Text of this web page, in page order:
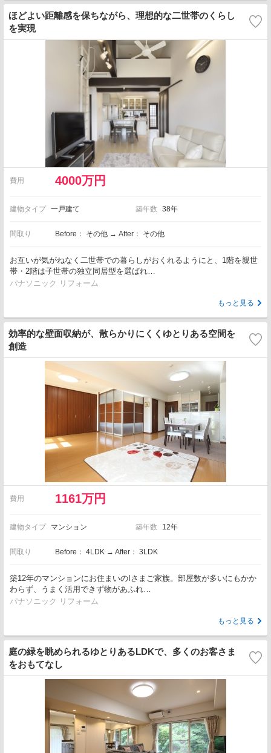
ほどよい距離感を保ちながら、理想的な二世帯のくらし
を実現
費用 4000万円
建物タイプ 一戸建て 築年数 38年
間取り Before： その他 → After： その他
お互いが気がねなく二世帯での暮らしがおくれるようにと、1階を親世
帯・2階は子世帯の独立同居型を選ばれ…
パナソニック リフォーム
もっと見る
効率的な壁面収納が、散らかりにくくゆとりある空間を
創造
費用 1161万円
建物タイプ マンション 築年数 12年
間取り Before： 4LDK → After： 3LDK
築12年のマンションにお住まいのIさまご家族。部屋数が多いにもかか
わらず、うまく活用できず物があふれ…
パナソニック リフォーム
もっと見る
庭の緑を眺められるゆとりあるLDKで、多くのお客さま
をおもてなし